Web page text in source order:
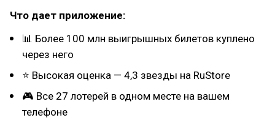
Что дает приложение:
📊 Более 100 млн выигрышных билетов куплено
через него
⭐ Высокая оценка — 4,3 звезды на RuStore
🎮 Все 27 лотерей в одном месте на вашем
телефоне